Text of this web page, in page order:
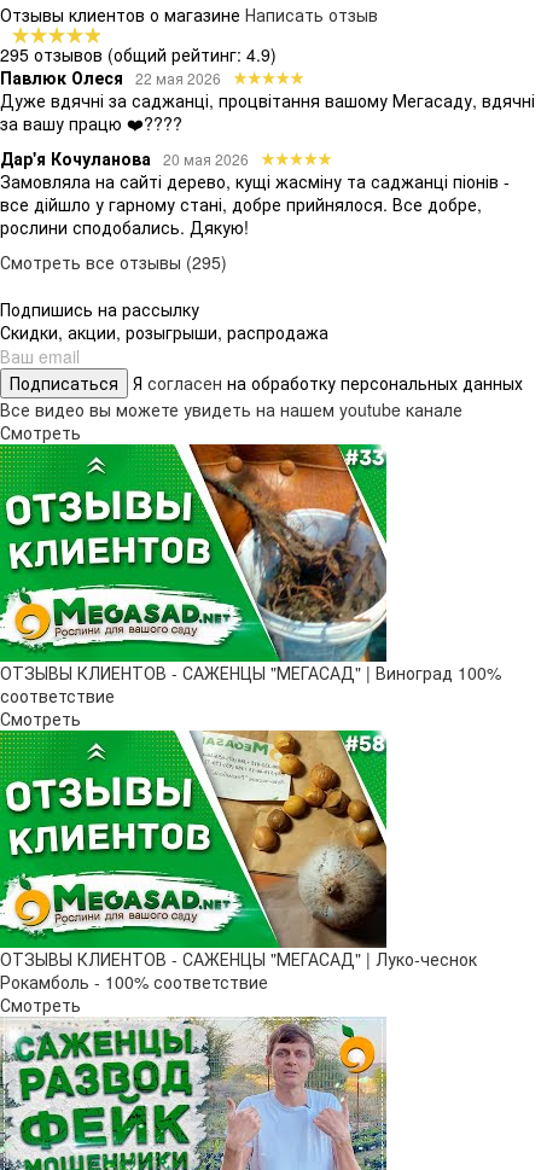
Отзывы клиентов о магазине Написать отзыв
295 отзывов (общий рейтинг: 4.9)
Павлюк Олеся
22 мая 2026
Дуже вдячні за саджанці, процвітання вашому Мегасаду, вдячні
за вашу працю ❤️????
Дар'я Кочуланова 20 мая 2026
Замовляла на сайті дерево, кущі жасміну та саджанці піонів -
все дійшло у гарному стані, добре прийнялося. Все добре,
рослини сподобались. Дякую!
Смотреть все отзывы (295)
Подпишись на рассылку
Скидки, акции, розыгрыши, распродажа
Подписаться Я согласен на обработку персональных данных
Все видео вы можете увидеть на нашем youtube канале
Смотреть
ОТЗЫВЫ КЛИЕНТОВ - САЖЕНЦЫ "МЕГАСАД" | Виноград 100%
соответствие
Смотреть
ОТЗЫВЫ КЛИЕНТОВ - САЖЕНЦЫ "МЕГАСАД" | Луко-чеснок
Рокамболь - 100% соответствие
Смотреть